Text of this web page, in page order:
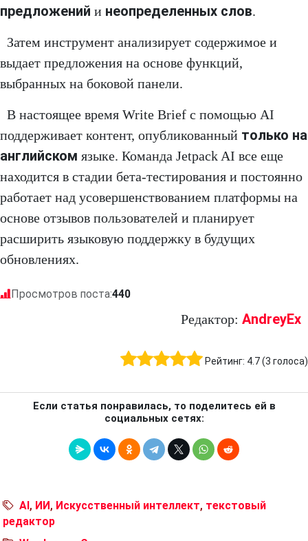
предложений и неопределенных слов.
Затем инструмент анализирует содержимое и
выдает предложения на основе функций,
выбранных на боковой панели.
В настоящее время Write Brief с помощью AI
поддерживает контент, опубликованный только на
английском языке. Команда Jetpack AI все еще
находится в стадии бета-тестирования и постоянно
работает над усовершенствованием платформы на
основе отзывов пользователей и планирует
расширить языковую поддержку в будущих
обновлениях.
Просмотров поста:440
Редактор: AndreyEx
Рейтинг: 4.7(3 голоса)
Если статья понравилась, то поделитесь ей в
социальных сетях:
AI , ИИ , Искусственный интеллект, текстовый
редактор